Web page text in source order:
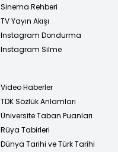
Sinema Rehberi
TV Yayın Akışı
Instagram Dondurma
Instagram Silme
Video Haberler
TDK Sözlük Anlamları
Üniversite Taban Puanları
Rüya Tabirleri
Dünya Tarihi ve Türk Tarihi